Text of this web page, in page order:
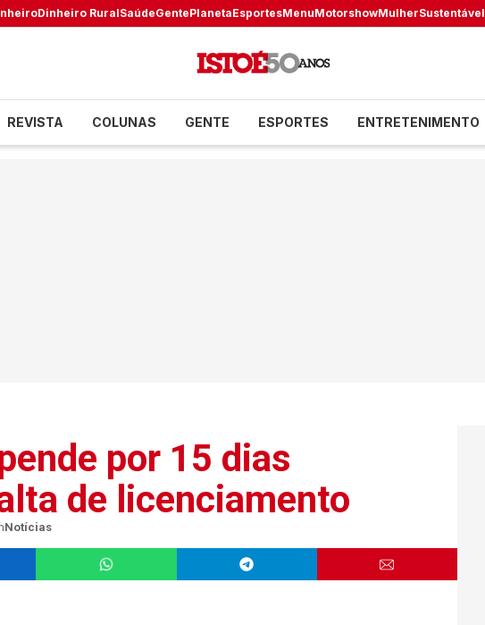
Dinheiro RuralSaúdeGentePlanetaEsportesMenuMotorshowMulherSustentável
REVISTA COLUNAS GENTE ESPORTES ENTRETENIMENTO
por 15 dias
de licenciamento
Notícias